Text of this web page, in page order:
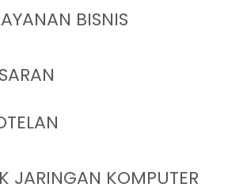
BISNIS
JARINGAN KOMPUTER